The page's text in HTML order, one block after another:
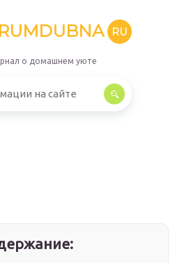
RU
о домашнем уюте